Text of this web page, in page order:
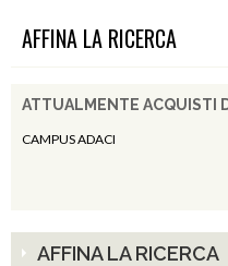
AFFINA LA RICERCA
ATTUALMENTE ACQUISTI
CAMPUS ADACI
AFFINA LA RICERCA